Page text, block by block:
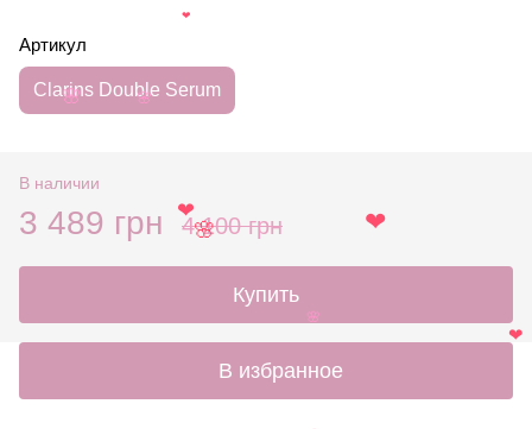
Артикул
Clarins Double Serum
В наличии
3 489 грн 4 100 грн
Купить
В избранное
🌸
🌸
❤
🌸
🌸
❤